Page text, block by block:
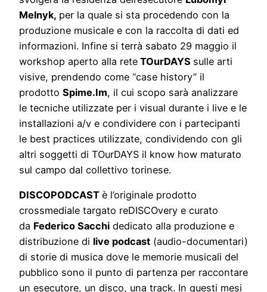
Melnyk, per la quale si sta procedendo con la
produzione musicale e con la raccolta di dati ed
informazioni. Infine si terrà sabato 29 maggio il
workshop aperto alla rete TOurDAYS sulle arti
visive, prendendo come “case history” il
prodotto Spime.Im, il cui scopo sarà analizzare
le tecniche utilizzate per i visual durante i live e le
installazioni a/v e condividere con i partecipanti
le best practices utilizzate, condividendo con gli
altri soggetti di TOurDAYS il know how maturato
sul campo dal collettivo torinese.
DISCOPODCAST è l’originale prodotto
crossmediale targato reDISCOvery e curato
da Federico Sacchi dedicato alla produzione e
distribuzione di live podcast (audio-documentari)
di storie di musica dove le memorie musicali del
pubblico sono il punto di partenza per raccontare
un esecutore, un disco, una track. In questi mesi